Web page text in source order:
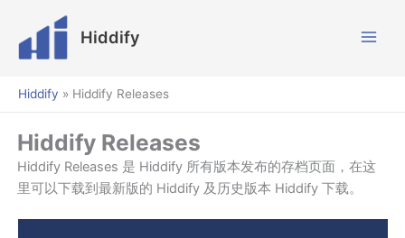
Hiddify
Hiddify » Hiddify Releases
Hiddify Releases
Hiddify Releases 是 Hiddify 所有版本发布的存档页面，在这
里可以下载到最新版的 Hiddify 及历史版本 Hiddify 下载。